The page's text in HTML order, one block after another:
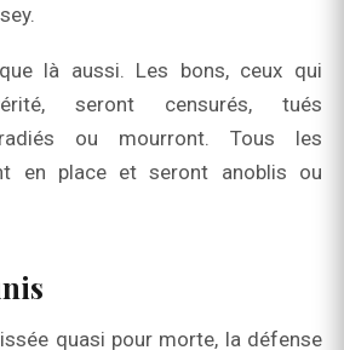
là aussi. Les bons, ceux qui
seront censurés, tués
radiés ou mourront. Tous les
en place et seront anoblis ou
quasi pour morte, la défense